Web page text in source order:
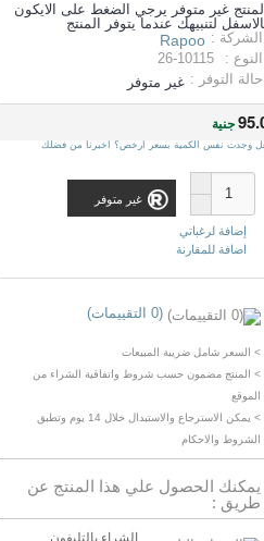
غير متوفر يرجي الضغط على الايكون
لتنبيهك عندما يتوفر المنتج
الشركة : Rapoo
النوع :
26-10115
حالة التوفر : غير متوفر
جنية
وجدت نفس الكمية بسعر ارخص؟ اخبرنا من فضلك
غير متوفر
إضافة لرغباتي
اضافة للمقارنة
(0 التقييمات)
> السعر شامل ضريبة المبيعات
> المنتج مضمون حسب شروط واتفاقية الشراء من
الموقع
> يمكن الاسترجاع والاستبدال خلال 14 يوم وتطبق
الشروط والاحكام
يمكنك الحصول علي هذا المنتج عن
طريق :
الشراء بالتليفون